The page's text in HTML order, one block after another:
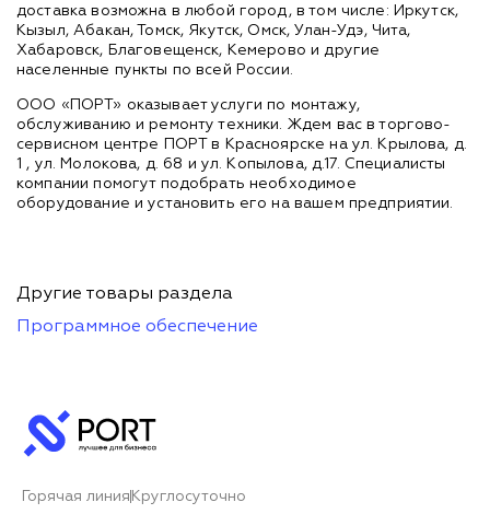
доставка возможна в любой город, в том числе: Иркутск,
Кызыл, Абакан, Томск, Якутск, Омск, Улан-Удэ, Чита,
Хабаровск, Благовещенск, Кемерово и другие
населенные пункты по всей России.
ООО «ПОРТ» оказывает услуги по монтажу,
обслуживанию и ремонту техники. Ждем вас в торгово-
сервисном центре ПОРТ в Красноярске на ул. Крылова, д.
1 , ул. Молокова, д. 68 и ул. Копылова, д.17. Специалисты
компании помогут подобрать необходимое
оборудование и установить его на вашем предприятии.
Другие товары раздела
Программное обеспечение
Горячая линия Круглосуточно